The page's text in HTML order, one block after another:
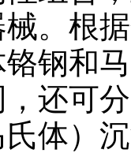
。根
钢和
还可
体）